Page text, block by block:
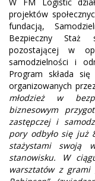
projektów
fundacją,
Bezpieczny Staż
pozostającej w
samodzielności i
Program składa
organizowanych
młodzież w
biznesowym
zastępczej i
pory odbyło się już
stażystami swoją
stanowisku. W
warsztatów z grami